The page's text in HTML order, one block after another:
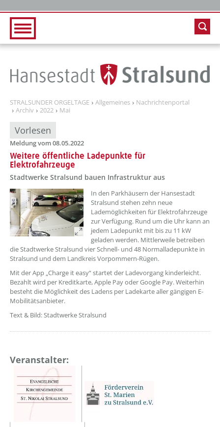
STRALSUNDER ORGELTAGE Allgemeines
Nachrichtenportal
Archiv
2022 Mai
Vorlesen
Meldung vom 08.05.2022
Weitere öffentliche Ladepunkte für
Elektrofahrzeuge
Stadtwerke Stralsund bauen Infrastruktur aus
??? absaetzeOben[1]/titel ???
In den Parkhäusern der Hansestadt
Stralsund stehen zehn neue
Lademöglichkeiten für Elektrofahrzeuge
zur Verfügung. Rund um die Uhr kann an
jedem Ladepunkt mit bis zu 11 kW
geladen werden. Mittlerweile betreiben
die Stadtwerke Stralsund vier Schnell- und 48 Normalladepunkte in
Stralsund und dem Landkreis Vorpommern-Rügen.
Mit der App „Charge it easy“ startet der Ladevorgang kinderleicht.
Bezahlt wird per Kreditkarte, Apple Pay oder Google Pay. Weiterhin
besteht die Möglichkeit des Ladens per Ladekarte aller gängigen E-
Mobilitätsanbieter.
Text & Bild: Stadtwerke Stralsund
Veranstalter: